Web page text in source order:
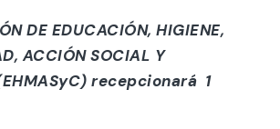
DE EDUCACIÓN, HIGIENE,
ACCIÓN SOCIAL Y
recepcionará 1